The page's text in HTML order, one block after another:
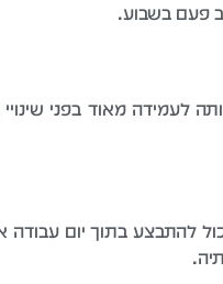
פעם בשבוע.
מאוד בפני
להתבצע בתוך יום